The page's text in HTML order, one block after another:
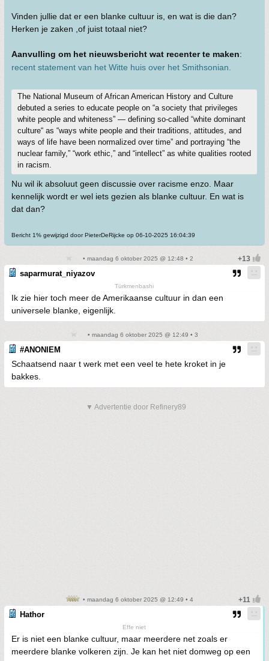
Vinden jullie dat er een blanke cultuur is, en wat is die dan?
Herken je zaken ,of juist totaal niet?
Aanvulling om het nieuwsbericht wat recenter te maken:
recent statement van het Witte huis over het Smithsonian.
The National Museum of African American History and Culture
debuted a series to educate people on “a society that privileges
white people and whiteness” — defining so-called “white dominant
culture“ as “ways white people and their traditions, attitudes, and
ways of life have been normalized over time” and portraying “the
nuclear family,” “work ethic,” and “intellect” as white qualities rooted
in racism.
Nu wil ik absoluut geen discussie over racisme enzo. Maar
kennelijk wordt er wel iets gezien als blanke cultuur. En wat is
dat dan?
Bericht 1% gewijzigd door PieterDeRijcke op 06-10-2025 16:04:39
• maandag 6 oktober 2025 @ 12:48 • 2
saparmurat_niyazov
Türkmenbashi
Ik zie hier toch meer de Amerikaanse cultuur in dan een
universele blanke, eigenlijk.
• maandag 6 oktober 2025 @ 12:49 • 3
#ANONIEM
Schaatsend naar t werk met een veel te hete kroket in je
bakkes.
▼ Advertentie door Refinery89
• maandag 6 oktober 2025 @ 12:49 • 4
Hathor
Effe niet
Er is niet een blanke cultuur, maar meerdere net zoals er
meerdere blanke volkeren zijn. Je kan het niet domweg op een